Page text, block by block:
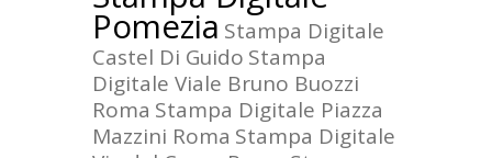
Pomezia Stampa Digitale
Castel Di Guido Stampa
Digitale Viale Bruno Buozzi
Roma Stampa Digitale Piazza
Mazzini Roma Stampa Digitale